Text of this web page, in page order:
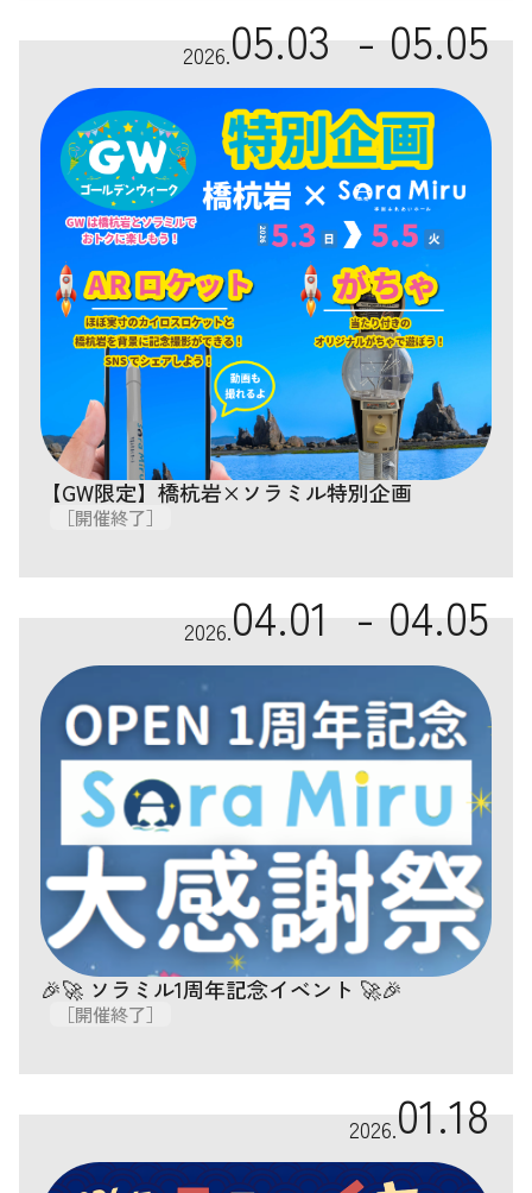
2026.05.03 - 05.05
【GW限定】橋杭岩×ソラミル特別企画
［開催終了］
2026.04.01 - 04.05
🎉🚀 ソラミル1周年記念イベント 🚀🎉
［開催終了］
2026.01.18